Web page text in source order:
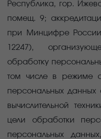
Республика, гор.
помещ. 9;
при Минцифре
12247),
обработку
том числе в режиме
персональных данных
вычислительной
цели обработки
персональных